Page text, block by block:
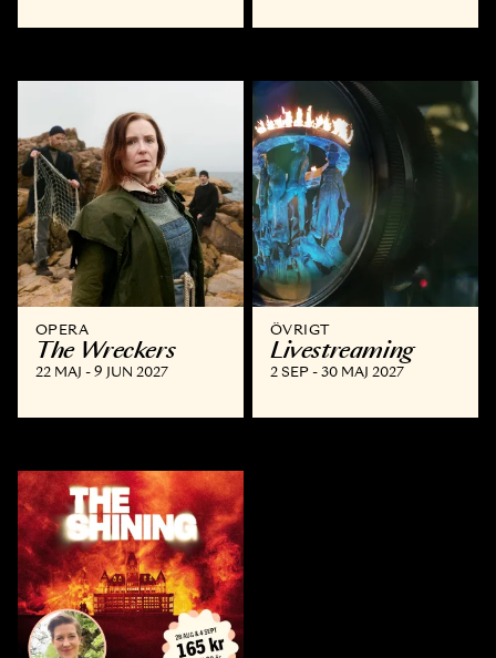
OPERA
The Wreckers
22 MAJ - 9 JUN 2027
ÖVRIGT
Livestreaming
2 SEP - 30 MAJ 2027